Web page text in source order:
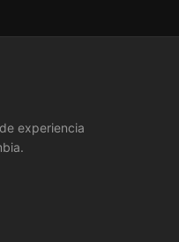
experiencia